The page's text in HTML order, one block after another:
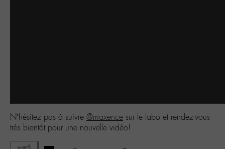
N’hésitez pas à suivre @maxence sur le labo et rendez-vous
très bientôt pour une nouvelle vidéo!